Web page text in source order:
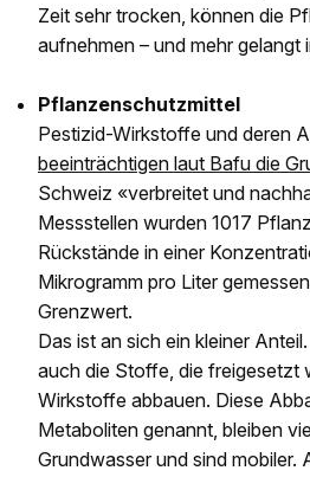
Zeit sehr trocken, können die
aufnehmen – und mehr gelangt
Pflanzenschutzmittel
Pestizid-Wirkstoffe und deren
beeinträchtigen laut Bafu die
Schweiz «verbreitet und
Messstellen wurden 1017
Rückstände in einer
Mikrogramm pro Liter
Grenzwert.
Das ist an sich ein kleiner
auch die Stoffe, die freigesetzt
Wirkstoffe abbauen. Diese
Metaboliten genannt, bleiben
Grundwasser und sind mobiler.